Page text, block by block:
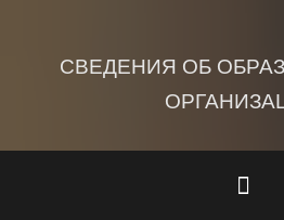
СВЕДЕНИЯ ОБ